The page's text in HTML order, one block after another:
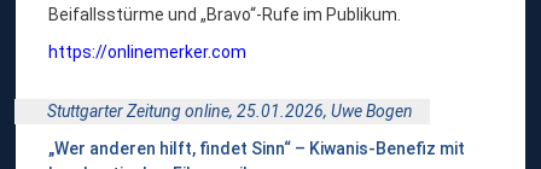
Beifallsstürme und „Bravo“-Rufe im Publikum.
https://onlinemerker.com
Stuttgarter Zeitung online, 25.01.2026,Uwe Bogen
„Wer anderen hilft, findet Sinn“ – Kiwanis-Benefiz mit